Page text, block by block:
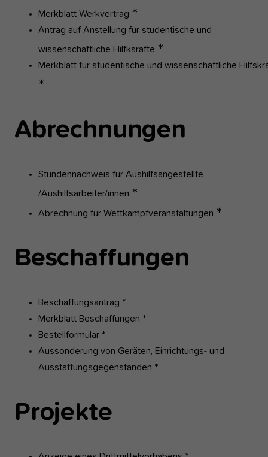
Merkblatt Werkvertrag ∗
Antrag auf Anstellung für studentische und
wissenschaftliche Hilfksräfte ∗
Merkblatt für studentische und wissenschaftliche
∗
Abrechnungen
Stundennachweis für Aushilfsangestellte
/Aushilfsarbeiter/innen ∗
Abrechnung für Wettkampfveranstaltungen ∗
Beschaffungen
Beschaffungsantrag *
Merkblatt Beschaffungen *
Bestellformular *
Aussonderung von Geräten, Einrichtungs- und
Ausstattungsgegenständen *
Projekte